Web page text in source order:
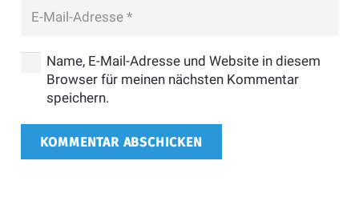
Name, E-Mail-Adresse und Website in diesem
Browser für meinen nächsten Kommentar
speichern.
KOMMENTAR ABSCHICKEN